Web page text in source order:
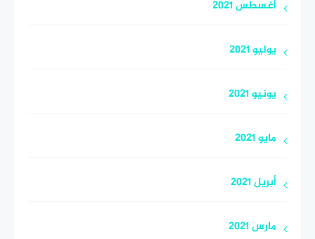
أغسطس 2021
يوليو 2021
يونيو 2021
مايو 2021
أبريل 2021
مارس 2021